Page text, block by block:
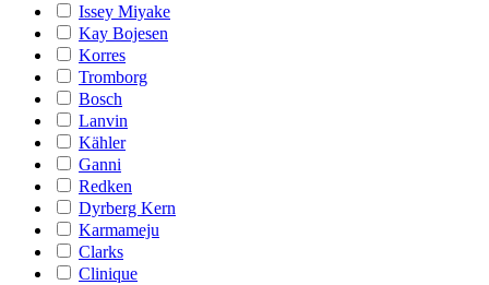
Issey Miyake
Kay Bojesen
Korres
Tromborg
Bosch
Lanvin
Kähler
Ganni
Redken
Dyrberg Kern
Karmameju
Clarks
Clinique